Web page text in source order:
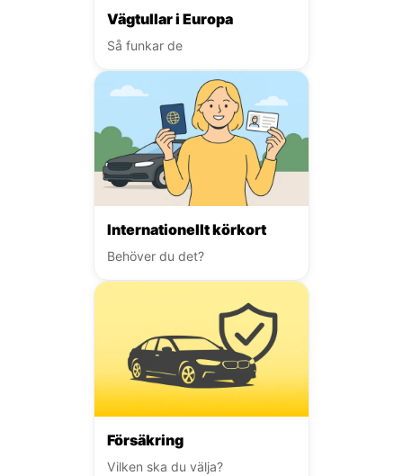
Vägtullar i Europa
Så funkar de
Internationellt körkort
Behöver du det?
Försäkring
Vilken ska du välja?